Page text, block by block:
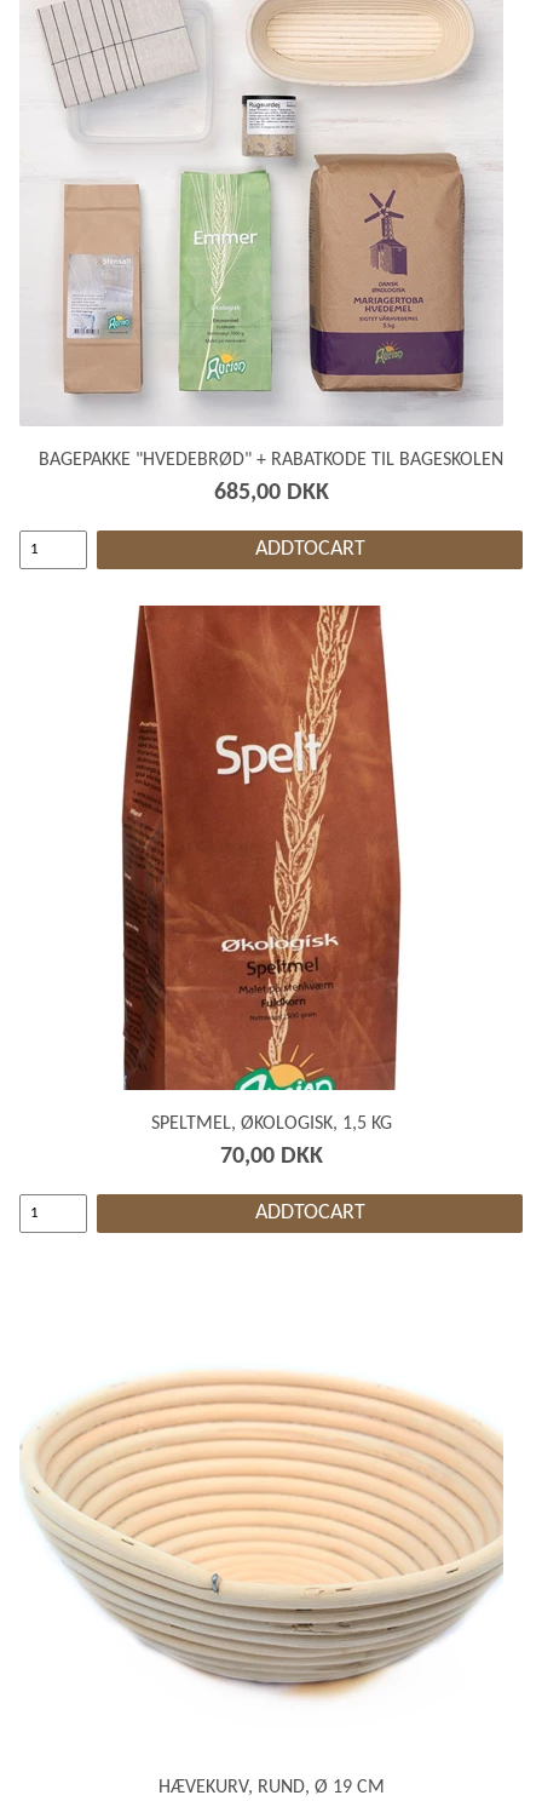
BAGEPAKKE "HVEDEBRØD" + RABATKODE TIL BAGESKOLEN
685,00 DKK
ADDTOCART
SPELTMEL, ØKOLOGISK, 1,5 KG
70,00 DKK
ADDTOCART
HÆVEKURV, RUND, Ø 19 CM